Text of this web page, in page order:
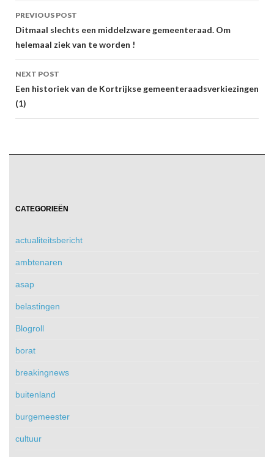
Post
navigation
PREVIOUS POST
Ditmaal slechts een middelzware gemeenteraad. Om
helemaal ziek van te worden !
NEXT POST
Een historiek van de Kortrijkse gemeenteraadsverkiezingen
(1)
CATEGORIEËN
actualiteitsbericht
ambtenaren
asap
belastingen
Blogroll
borat
breakingnews
buitenland
burgemeester
cultuur